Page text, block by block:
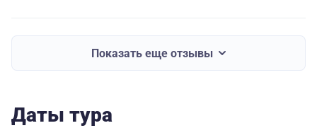
Показать еще отзывы
Даты тура